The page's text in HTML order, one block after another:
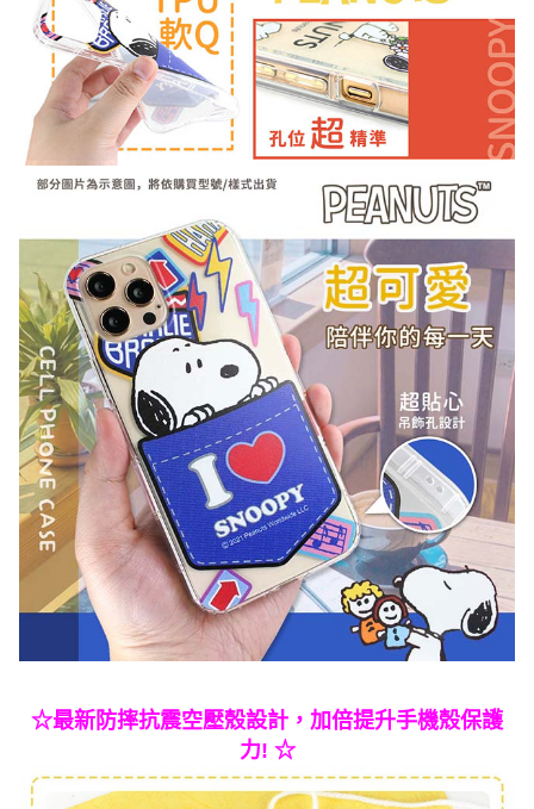
☆最新防摔抗震空壓殼設計，加倍提升手機殼保護
力! ☆